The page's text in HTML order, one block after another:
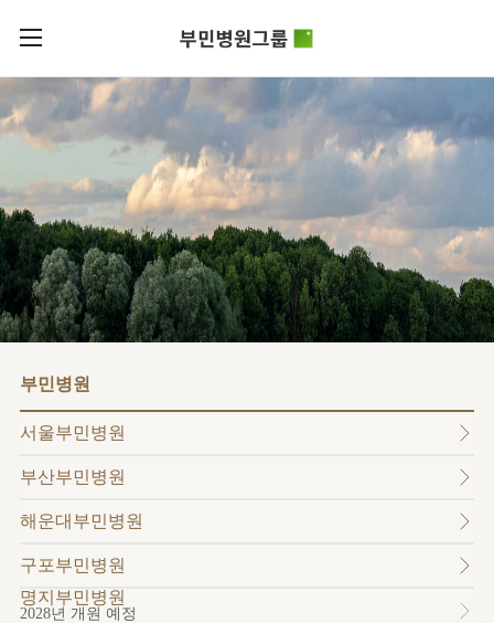
로그인
회원가입
부민병원그룹소개
비전과
부민스토리
이사장소개
HI
HSS
글로벌
얼라이언스
연혁
조직도
오시는길
의료진
외래진료
부민병원그룹소식
사회공헌
후원안내
언론보도
건강토크
입찰공고
부민병원
40주년
역사관
병원/
센터
서울부민병원
부산부민병원
해운대부민병원
프레스티지
라이프케어센터
KOR
ENG
RUS
부민병원
서울부민병원
부산부민병원
해운대부민병원
구포부민병원
명지부민병원
2028년 개원 예정